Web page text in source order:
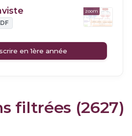
zoom
en 1ère année
filtrées (2627)